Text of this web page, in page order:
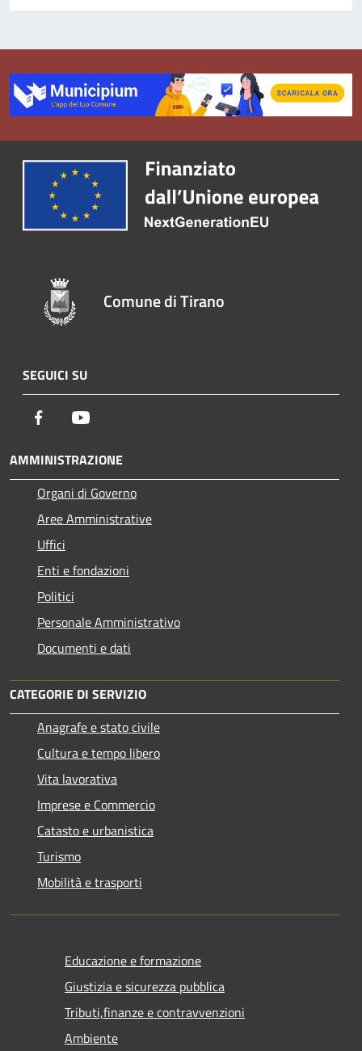
Comune di Tirano
SEGUICI SU
Facebook
AMMINISTRAZIONE
Organi di Governo
Aree Amministrative
Uffici
Enti e fondazioni
Politici
Personale Amministrativo
Documenti e dati
CATEGORIE DI SERVIZIO
Anagrafe e stato civile
Cultura e tempo libero
Vita lavorativa
Imprese e Commercio
Catasto e urbanistica
Turismo
Mobilità e trasporti
Educazione e formazione
Giustizia e sicurezza pubblica
Tributi,finanze e contravvenzioni
Ambiente